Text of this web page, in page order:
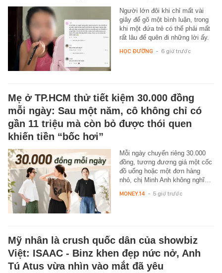
Người lớn đôi khi chỉ mất vài
giây để gõ một bình luận, trong
khi một đứa trẻ có thể phải mất
rất lâu để quên đi những lời ấy.
HỌC ĐƯỜNG - 6 giờ trước
Mẹ ở TP.HCM thử tiết kiệm 30.000 đồng
mỗi ngày: Sau một năm, cô không chỉ có
gần 11 triệu mà còn bỏ được thói quen
khiến tiền “bốc hơi”
Mỗi ngày chuyển riêng 30.000
đồng, tương đương giá một cốc
đồ uống hoặc một đơn hàng
nhỏ, chị Minh Anh không nghĩ…
MONEY.14 - 5 giờ trước
Mỹ nhân là crush quốc dân của showbiz
Việt: ISAAC - Binz khen đẹp nức nở, Anh
Tú Atus vừa nhìn vào mắt đã yêu